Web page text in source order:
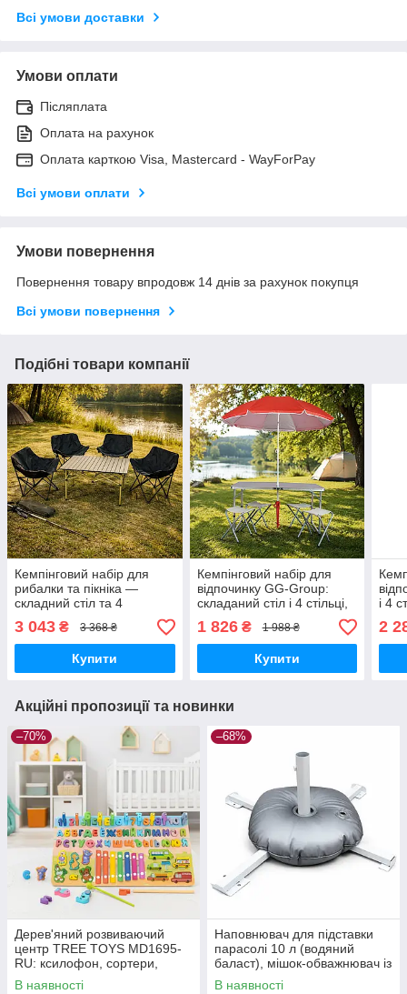
Всі умови доставки
Умови оплати
Післяплата
Оплата на рахунок
Оплата карткою Visa, Mastercard - WayForPay
Всі умови оплати
Умови повернення
Повернення товару впродовж 14 днів за рахунок покупця
Всі умови повернення
Подібні товари компанії
Кемпінговий набір для
рибалки та пікніка —
складний стіл та 4
туристичні крісла для
відпочинку
3 043 ₴ 3 368 ₴
Купити
Кемпінговий набір для
відпочинку GG-Group:
складаний стіл і 4 стільці,
+ Парасоля та бур
1 826₴ 1 988 ₴
Купити
і 4
2
Акційні пропозиції та новинки
–70%
Дерев'яний розвиваючий
центр TREE TOYS MD1695-
RU: ксилофон, сортери,
рибальство, 10 рибок
В наявності
–68%
Наповнювач для підставки
парасолі 10 л (водяний
баласт), мішок-обважнювач із
клапаном
В наявності